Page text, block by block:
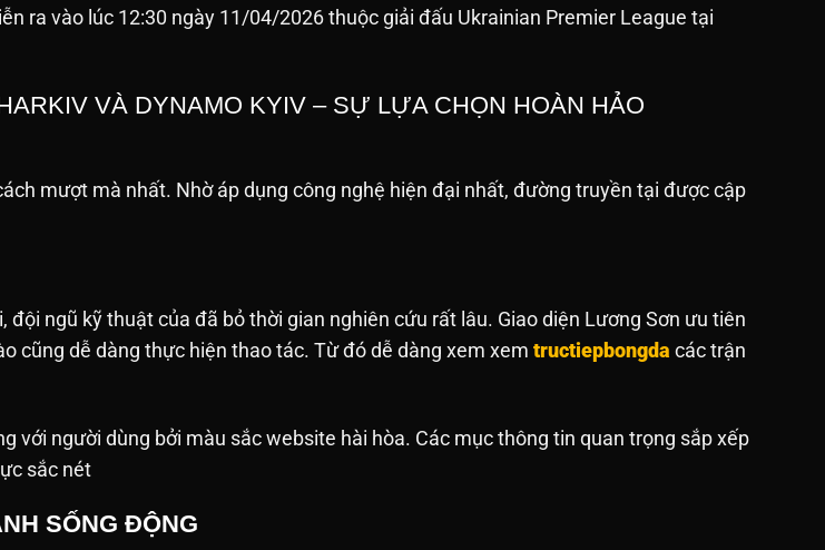
ra vào lúc 12:30 ngày 11/04/2026 thuộc giải đấu Ukrainian Premier League tại
VÀ DYNAMO KYIV – SỰ LỰA CHỌN HOÀN HẢO
mượt mà nhất. Nhờ áp dụng công nghệ hiện đại nhất, đường truyền tại được cập
ngũ kỹ thuật của đã bỏ thời gian nghiên cứu rất lâu. Giao diện Lương Sơn ưu tiên
cũng dễ dàng thực hiện thao tác. Từ đó dễ dàng xem xem tructiepbongda các trận
với người dùng bởi màu sắc website hài hòa. Các mục thông tin quan trọng sắp xếp
sắc nét
SỐNG ĐỘNG